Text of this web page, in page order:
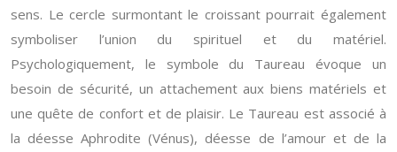
sens. Le cercle surmontant le croissant pourrait également
symboliser l’union du spirituel et du matériel.
Psychologiquement, le symbole du Taureau évoque un
besoin de sécurité, un attachement aux biens matériels et
une quête de confort et de plaisir. Le Taureau est associé à
la déesse Aphrodite (Vénus), déesse de l’amour et de la